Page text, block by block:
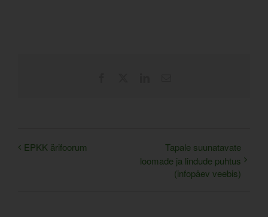
EPKK ärifoorum
Tapale suunatavate
loomade ja lindude puhtus
(infopäev veebis)